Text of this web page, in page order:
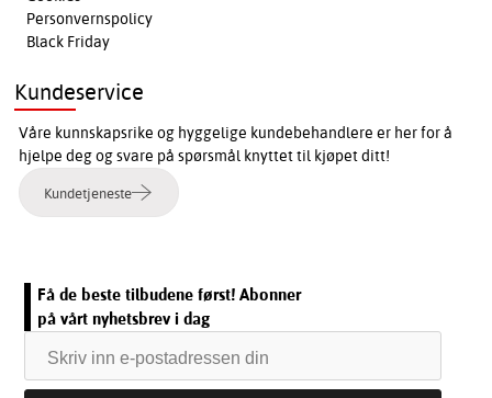
Personvernspolicy
Black Friday
Kundeservice
Våre kunnskapsrike og hyggelige kundebehandlere er her for å
hjelpe deg og svare på spørsmål knyttet til kjøpet ditt!
Kundetjeneste
Få de beste tilbudene først! Abonner
på vårt nyhetsbrev i dag